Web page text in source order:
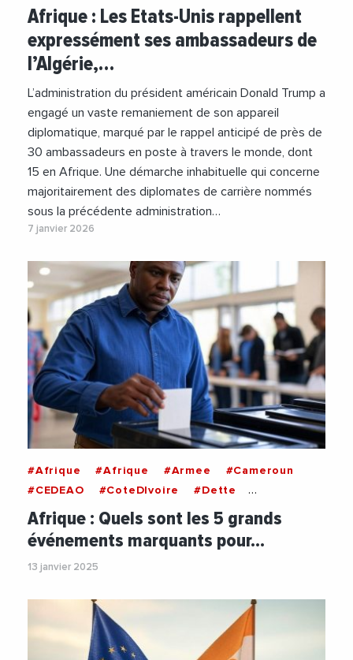
#Egypte
#EtatsUnis #Gabon
#IleMaurice
#Madagascar
#Niger #Nigeria
#Ouganda
#Rwanda
#Senegal #Somalie
Afrique : Les Etats-Unis rappellent
expressément ses ambassadeurs de
l’Algérie,…
L’administration du président américain Donald Trump a
engagé un vaste remaniement de son appareil
diplomatique, marqué par le rappel anticipé de près de
30 ambassadeurs en poste à travers le monde, dont
15 en Afrique. Une démarche inhabituelle qui concerne
majoritairement des diplomates de carrière nommés
sous la précédente administration…
7 janvier 2026
#Afrique #Afrique #Armee
#Cameroun
#CEDEAO
#CoteDIvoire
#Dette
#Elections
#Electionspresidentielles
#Gabon
#Niger
#Politique
#Senegal #Tanzanie #Trump
Afrique : Quels sont les 5 grands
événements marquants pour…
13 janvier 2025